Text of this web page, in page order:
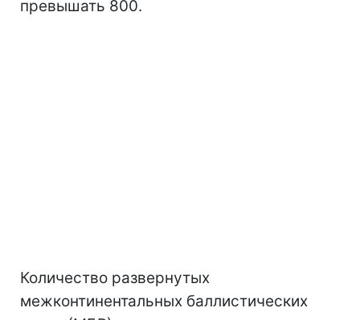
превышать 800.
Количество развернутых
межконтинентальных баллистических